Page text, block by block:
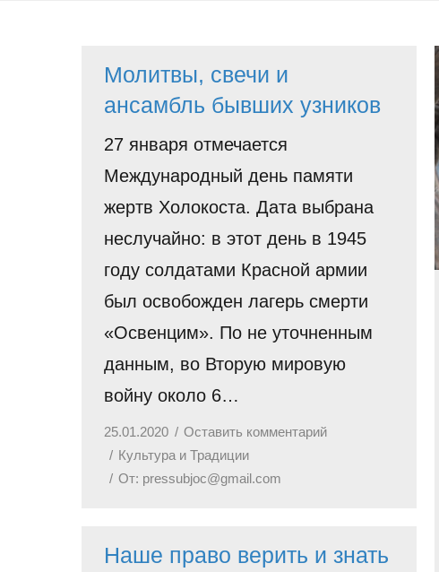
Молитвы, свечи и
ансамбль бывших узников
27 января отмечается
Международный день памяти
жертв Холокоста. Дата выбрана
неслучайно: в этот день в 1945
году солдатами Красной армии
был освобожден лагерь смерти
«Освенцим». По не уточненным
данным, во Вторую мировую
войну около 6…
25.01.2020
Оставить комментарий
Культура и Традиции
От: pressubjoc@gmail.com
Наше право верить и знать